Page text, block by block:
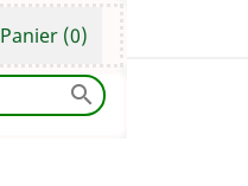
Panier (0)
